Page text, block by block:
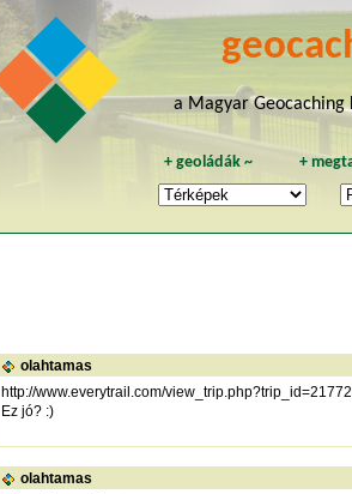
a Magyar Geocaching
+geoládák ~ +
olahtamas
http://www.everytrail.com/
Ez jó? :)
olahtamas